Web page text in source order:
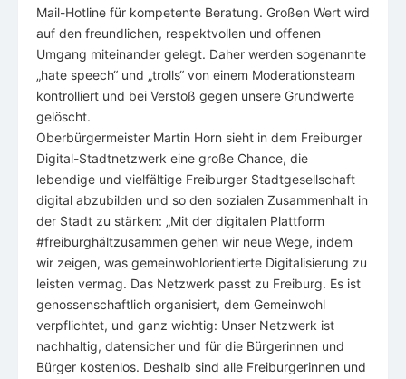
Mail-Hotline für kompetente Beratung. Großen Wert wird
auf den freundlichen, respektvollen und offenen
Umgang miteinander gelegt. Daher werden sogenannte
„hate speech“ und „trolls“ von einem Moderationsteam
kontrolliert und bei Verstoß gegen unsere Grundwerte
gelöscht.
Oberbürgermeister Martin Horn sieht in dem Freiburger
Digital-Stadtnetzwerk eine große Chance, die
lebendige und vielfältige Freiburger Stadtgesellschaft
digital abzubilden und so den sozialen Zusammenhalt in
der Stadt zu stärken: „Mit der digitalen Plattform
#freiburghältzusammen gehen wir neue Wege, indem
wir zeigen, was gemeinwohlorientierte Digitalisierung zu
leisten vermag. Das Netzwerk passt zu Freiburg. Es ist
genossenschaftlich organisiert, dem Gemeinwohl
verpflichtet, und ganz wichtig: Unser Netzwerk ist
nachhaltig, datensicher und für die Bürgerinnen und
Bürger kostenlos. Deshalb sind alle Freiburgerinnen und